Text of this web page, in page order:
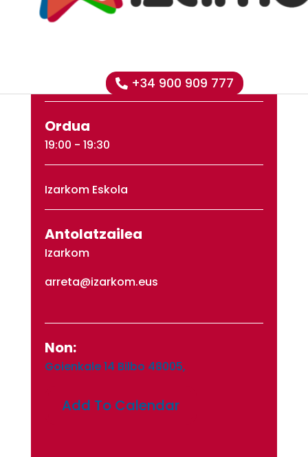
+34 900 909 777
2026 Ots 25, az.
Ordua
19:00 - 19:30
Izarkom Eskola
Antolatzailea
Izarkom
arreta@izarkom.eus
Non:
Goienkale 14 Bilbo 48005,
Add To Calendar